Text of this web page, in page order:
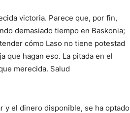
victoria. Parece que, por fin,
demasiado tiempo en Baskonia;
cómo Laso no tiene potestad
que hagan eso. La pitada en el
merecida. Salud
y el dinero disponible, se ha optado